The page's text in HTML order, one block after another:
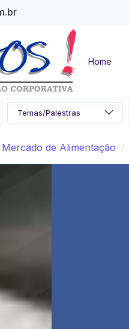
Home
Mercado de Alimentação